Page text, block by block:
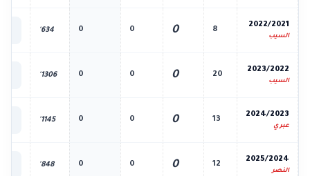
2022/2021
السيب
8
0
0
0
634'
2023/2022
السيب
20
0
0
0
1306'
2024/2023
عبري
13
0
0
0
1145'
2025/2024
النصر
12
0
0
0
848'